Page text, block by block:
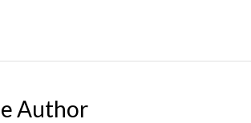
Author